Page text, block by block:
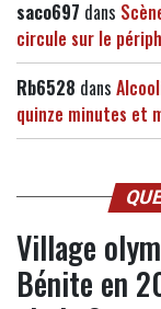
saco697 dans
circule sur le
Rb6528 dans
quinze minutes et
Village
Bénite en